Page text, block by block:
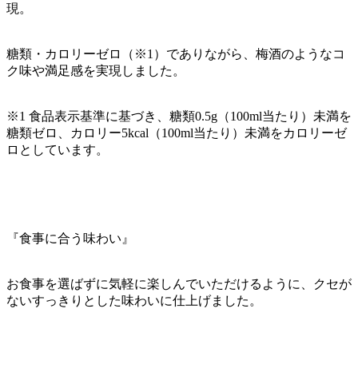
現。
糖類・カロリーゼロ（※1）でありながら、梅酒のようなコ
ク味や満足感を実現しました。
※1 食品表示基準に基づき、糖類0.5g（100ml当たり）未満を
糖類ゼロ、カロリー5kcal（100ml当たり）未満をカロリーゼ
ロとしています。
『食事に合う味わい』
お食事を選ばずに気軽に楽しんでいただけるように、クセが
ないすっきりとした味わいに仕上げました。